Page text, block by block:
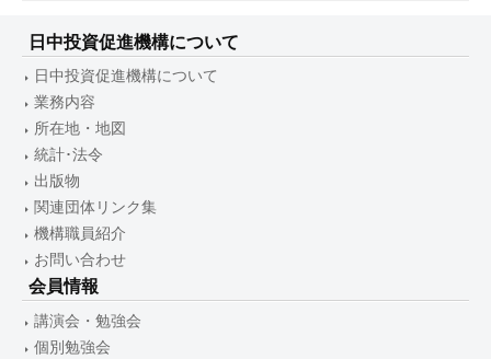
日中投資促進機構について
日中投資促進機構について
業務内容
所在地・地図
統計･法令
出版物
関連団体リンク集
機構職員紹介
お問い合わせ
会員情報
講演会・勉強会
個別勉強会